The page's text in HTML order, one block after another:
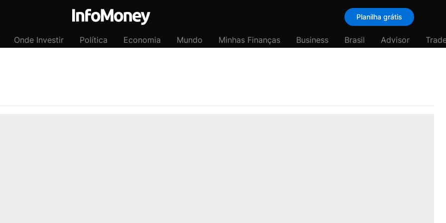
Planilha grátis
Onde Investir Política Economia Mundo Minhas Finanças Business Brasil Advisor